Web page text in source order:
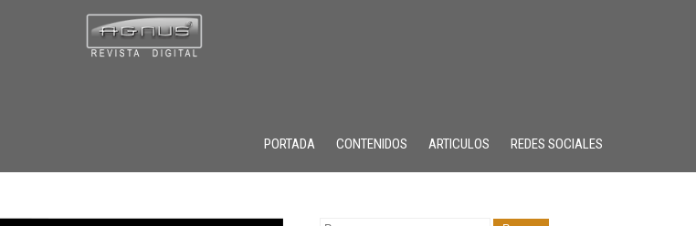
PORTADA CONTENIDOS ARTICULOS REDES SOCIALES